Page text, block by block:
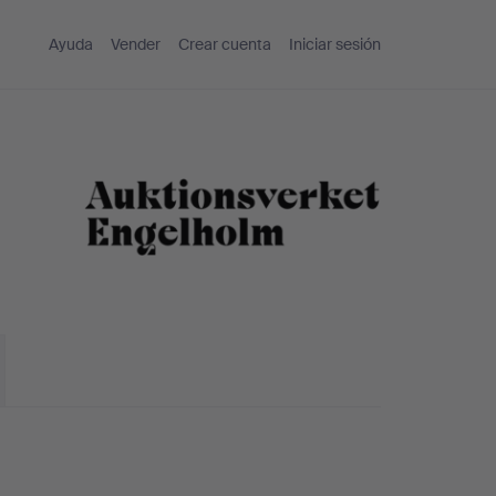
Ayuda Vender Crear cuenta Iniciar sesión